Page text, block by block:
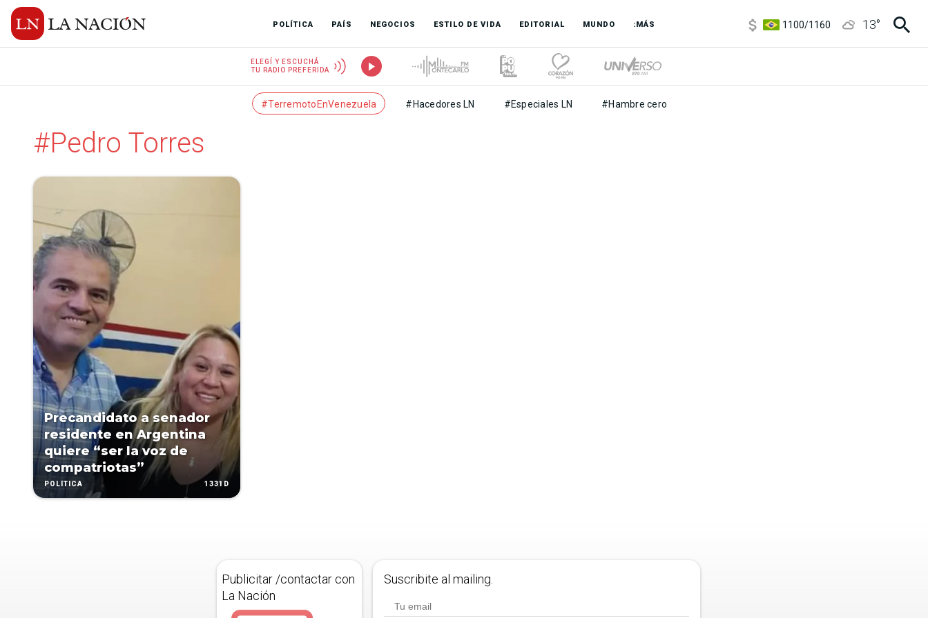
POLÍTICA PAÍS NEGOCIOS ESTILO DE VIDA EDITORIAL MUNDO :MÁS
1100/1160
13°
ELEGÍ Y ESCUCHÁ
TU RADIO PREFERIDA
#TerremotoEnVenezuela #Hacedores LN #Especiales LN #Hambre cero
#Pedro Torres
Precandidato a senador
residente en Argentina
quiere “ser la voz de
compatriotas”
POLÍTICA 1331D
Publicitar /contactar con
La Nación
Suscribite al mailing.